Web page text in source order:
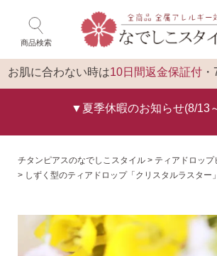
商品検索
お肌に合わない時は10日間返金保証付
▼夏季休暇のお知らせ(8/13
ゲスト 様 こんにちは
チタンピアスのなでしこスタイル
ティアドロップ
しずく型のティアドロップ「クリスタルラスター」